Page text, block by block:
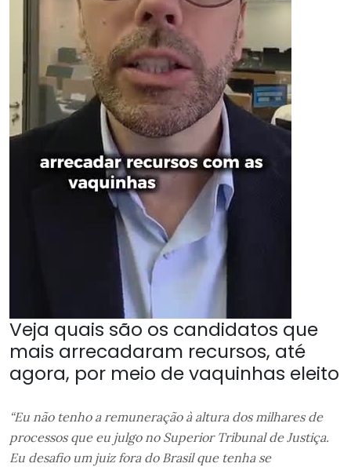
Veja quais são os candidatos que
mais arrecadaram recursos, até
agora, por meio de vaquinhas eleito
“Eu não tenho a remuneração à altura dos milhares de
processos que eu julgo no Superior Tribunal de Justiça.
Eu desafio um juiz fora do Brasil que tenha se